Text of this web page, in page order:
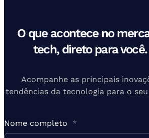
O que acontece no
tech, direto para você.
Acompanhe as principais
tendências da tecnologia para o
Nome completo *